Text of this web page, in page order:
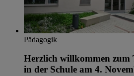
Pädagogik
Herzlich willkommen zum
in der Schule am 4.